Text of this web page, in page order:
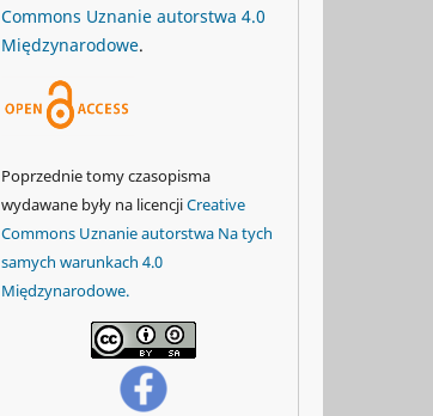
Commons Uznanie autorstwa 4.0
Międzynarodowe.
Poprzednie tomy czasopisma
wydawane były na licencjiCreative
Commons Uznanie autorstwa Na tych
samych warunkach 4.0
Międzynarodowe.